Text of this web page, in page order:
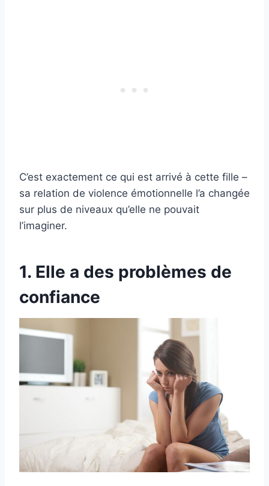
C’est exactement ce qui est arrivé à cette fille –
sa relation de violence émotionnelle l’a changée
sur plus de niveaux qu’elle ne pouvait
l’imaginer.
1. Elle a des problèmes de
confiance